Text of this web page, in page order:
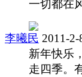
一切都在
李曦民 2011-2-
新年快乐
走四季。